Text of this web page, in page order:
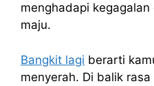
menghadapi
maju.
Bangkit lagi berarti
menyerah. Di balik